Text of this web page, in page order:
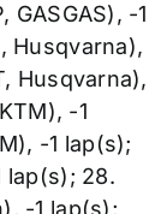
GASGAS), -1
Husqvarna),
Husqvarna),
-1
-1 lap(s);
lap(s); 28.